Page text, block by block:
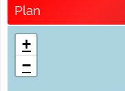
Plan
+
−